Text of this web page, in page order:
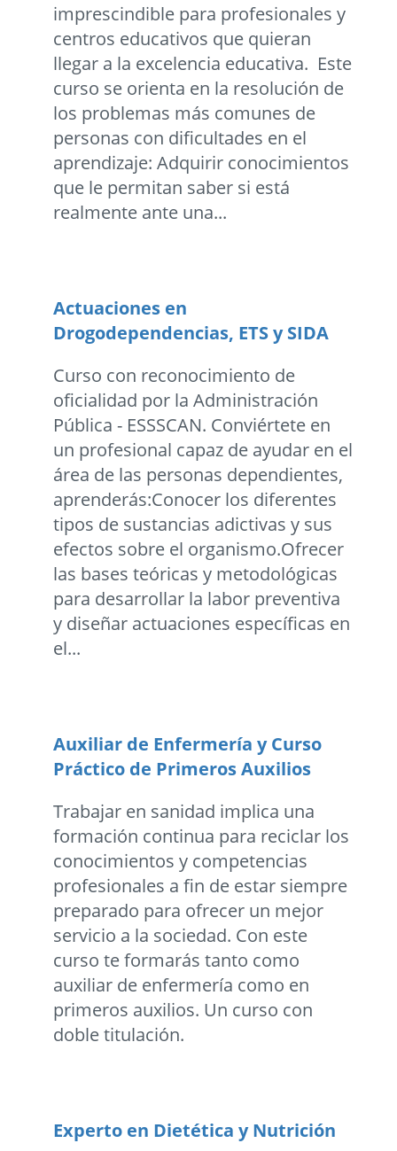
imprescindible para profesionales y
centros educativos que quieran
llegar a la excelencia educativa. Este
curso se orienta en la resolución de
los problemas más comunes de
personas con dificultades en el
aprendizaje: Adquirir conocimientos
que le permitan saber si está
realmente ante una...
Actuaciones en
Drogodependencias, ETS y SIDA
Curso con reconocimiento de
oficialidad por la Administración
Pública - ESSSCAN. Conviértete en
un profesional capaz de ayudar en el
área de las personas dependientes,
aprenderás:Conocer los diferentes
tipos de sustancias adictivas y sus
efectos sobre el organismo.Ofrecer
las bases teóricas y metodológicas
para desarrollar la labor preventiva
y diseñar actuaciones específicas en
el...
Auxiliar de Enfermería y Curso
Práctico de Primeros Auxilios
Trabajar en sanidad implica una
formación continua para reciclar los
conocimientos y competencias
profesionales a fin de estar siempre
preparado para ofrecer un mejor
servicio a la sociedad. Con este
curso te formarás tanto como
auxiliar de enfermería como en
primeros auxilios. Un curso con
doble titulación.
Experto en Dietética y Nutrición